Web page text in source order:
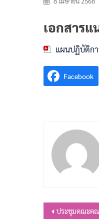
เอกสารแ
แผนปฏิบัติก
Facebook
แนะแนว
ประชุมคณะคณะผู้บริหาร พนักงานส่วนตำบล ลูกจ้าประจำ และพนักงานจ้าง องค์การบริห